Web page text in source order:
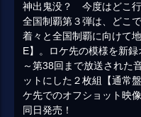
神出鬼没？ 今度はどこ
全国制覇第３弾は、どこ
着々と全国制覇に向けて
E】。ロケ先の模様を新
～第38回まで放送された
ットにした２枚組【通常
ケ先でのオフショット映
同日発売！